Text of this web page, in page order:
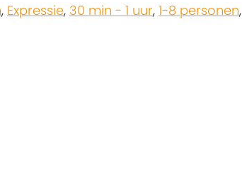
, Expressie, 30 min - 1 uur, 1-8 personen,